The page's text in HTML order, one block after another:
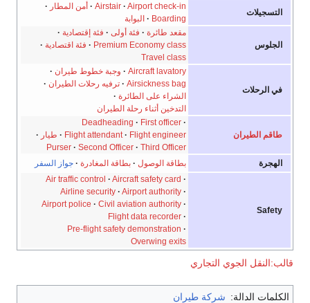
التسجيلات
Airstair· Airport check-in
· أمن المطار ·
Boarding
· البوابة
الجلوس
مقعد طائرة · فئة أولى · فئة إقتصادية ·
Premium Economy class
· فئة اقتصادية ·
Travel class
في الرحلات
Aircraft lavatory
· وجبة خطوط طيران ·
Airsickness bag
· ترفيه رحلات الطيران ·
الشراء على الطائرة ·
التدخين أثناء رحلة الطيران
طاقم الطيران
Deadheading · First officer·
Flight attendant· Flight engineer
· طيار ·
Purser· Second Officer· Third Officer
الهجرة
بطاقة الوصول · بطاقة المغادرة · جواز السفر
Safety
Air traffic control · Aircraft safety card ·
Airline security· Airport authority·
Airport police · Civil aviation authority·
Flight data recorder·
Pre-flight safety demonstration ·
Overwing exits
قالب:النقل الجوي التجاري
الكلمات الدالة: شركة طيران